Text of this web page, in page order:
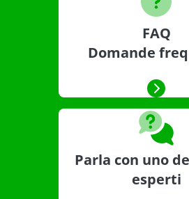
FAQ
Domande
Parla con uno
esperti